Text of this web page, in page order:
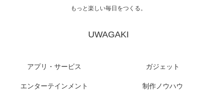
もっと楽しい毎日をつくる。
UWAGAKI
アプリ・サービス ガジェット
エンターテインメント 制作ノウハウ